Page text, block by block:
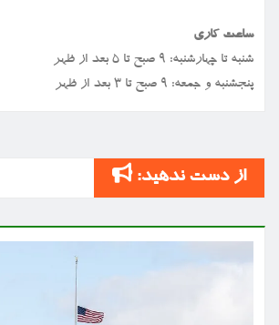
ساعت کاری
شنبه تا چهارشنبه: ۹ صبح تا ۵ بعد از ظهر
پنجشنبه و جمعه: ۹ صبح تا ۳ بعد از ظهر
از دست ندهید: